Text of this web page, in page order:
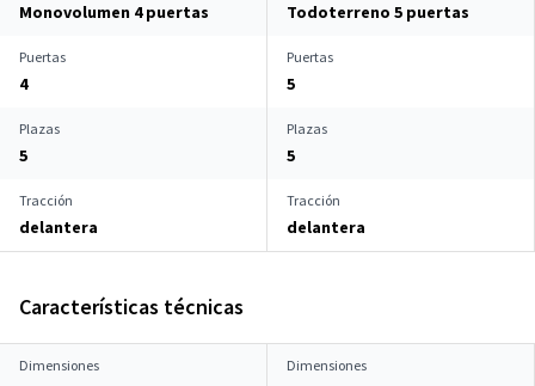
Monovolumen 4 puertas Todoterreno 5 puertas
Puertas
4
Puertas
5
Plazas
5
Plazas
5
Tracción
delantera
Tracción
delantera
Características técnicas
Dimensiones Dimensiones